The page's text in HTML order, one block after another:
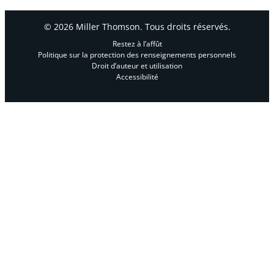
© 2026 Miller Thomson. Tous droits réservés.
Restez à l’affût
Politique sur la protection des renseignements personnels
Droit d’auteur et utilisation
Accessibilité